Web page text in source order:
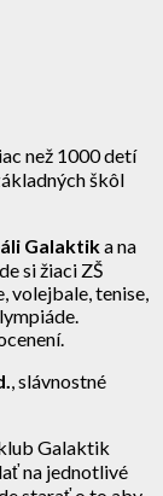
než 1000 detí
škôl
Galaktika na
si žiaci ZŠ
volejbale, tenise,
, slávnostné
Galaktik
na jednotlivé